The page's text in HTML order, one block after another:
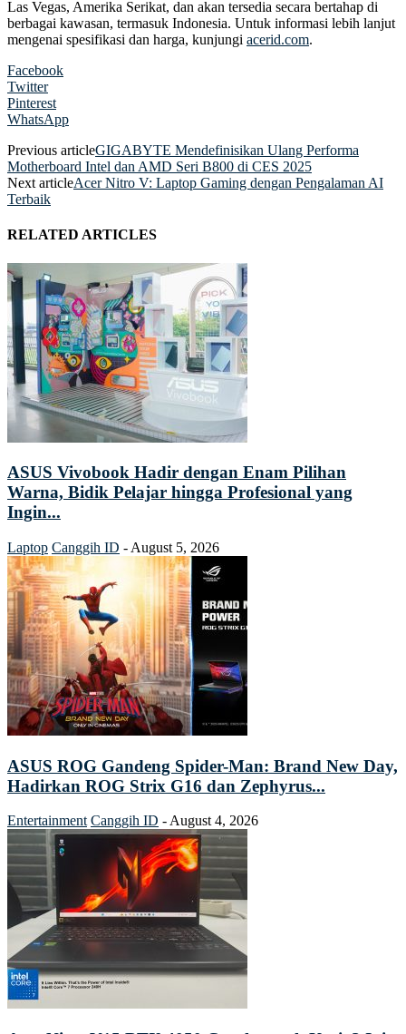
Las Vegas, Amerika Serikat, dan akan tersedia secara bertahap di
berbagai kawasan, termasuk Indonesia. Untuk informasi lebih lanjut
mengenai spesifikasi dan harga, kunjungi acerid.com.
Facebook
Twitter
Pinterest
WhatsApp
Previous articleGIGABYTE Mendefinisikan Ulang Performa
Motherboard Intel dan AMD Seri B800 di CES 2025
Next articleAcer Nitro V: Laptop Gaming dengan Pengalaman AI
Terbaik
RELATED ARTICLES
ASUS Vivobook Hadir dengan Enam Pilihan
Warna, Bidik Pelajar hingga Profesional yang
Ingin...
Laptop Canggih ID - August 5, 2026
ASUS ROG Gandeng Spider-Man: Brand New Day,
Hadirkan ROG Strix G16 dan Zephyrus...
Entertainment Canggih ID -August 4, 2026